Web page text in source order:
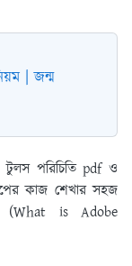
| জন্ম
টুলস পরিচিতি pdf ও
কাজ শেখার সহজ
is Adobe